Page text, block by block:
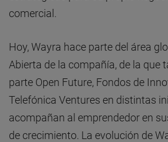
comercial.
Hoy, Wayra hace parte del área
Abierta de la compañía, de la que
parte Open Future, Fondos de
Telefónica Ventures en distintas
acompañan al emprendedor en
de crecimiento. La evolución de